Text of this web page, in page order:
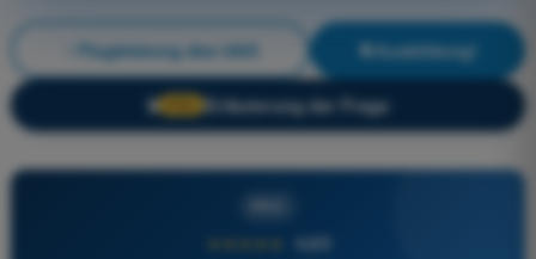
Flugleistung des UAS Ausbildung!
🔒 Erläuterung der Frage
4,6/5